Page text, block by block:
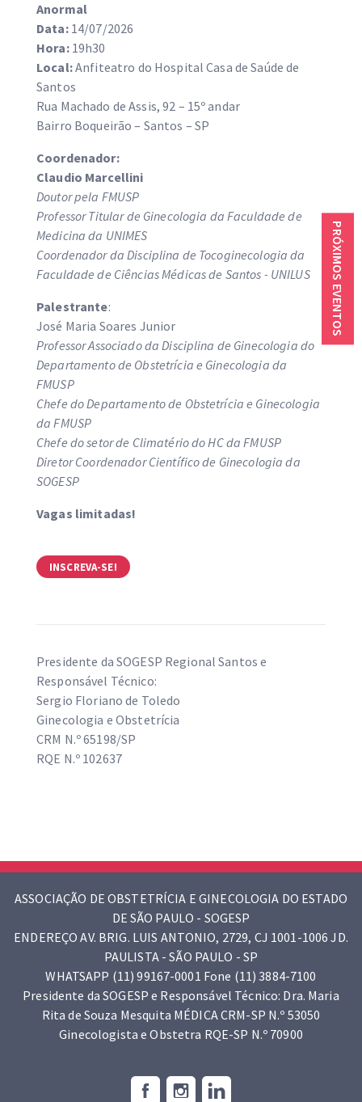
Anormal
Data:14/07/2026
Hora:19h30
Local:Anfiteatro do Hospital Casa de Saúde de
Santos
Rua Machado de Assis, 92 – 15º andar
Bairro Boqueirão – Santos – SP
Coordenador:
Claudio Marcellini
Doutor pela FMUSP
Professor Titular de Ginecologia da Faculdade de
Medicina da UNIMES
Coordenador da Disciplina de Tocoginecologia da
Faculdade de Ciências Médicas de Santos - UNILUS
Palestrante:
José Maria Soares Junior
Professor Associado da Disciplina de Ginecologia do
Departamento de Obstetrícia e Ginecologia da
FMUSP
Chefe do Departamento de Obstetrícia e Ginecologia
da FMUSP
Chefe do setor de Climatério do HC da FMUSP
Diretor Coordenador Científico de Ginecologia da
SOGESP
Vagas limitadas!
INSCREVA-SE!
Presidente da SOGESP Regional Santos e
Responsável Técnico:
Sergio Floriano de Toledo
Ginecologia e Obstetrícia
CRM N.º 65198/SP
RQE N.º 102637
ASSOCIAÇÃO DE OBSTETRÍCIA E GINECOLOGIA DO ESTADO
DE SÃO PAULO - SOGESP
ENDEREÇO AV. BRIG. LUIS ANTONIO, 2729, CJ 1001-1006 JD.
PAULISTA - SÃO PAULO - SP
WHATSAPP (11) 99167-0001 Fone (11) 3884-7100
Presidente da SOGESP e Responsável Técnico: Dra. Maria
Rita de Souza Mesquita MÉDICA CRM-SP N.º 53050
Ginecologista e Obstetra RQE-SP N.º 70900
PRÓXIMOS EVENTOS